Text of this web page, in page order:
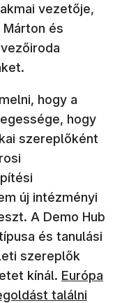
vezetője,
és
hogy a
hogy
szereplőként
új intézményi
A Demo Hub
és tanulási
szereplők
kínál. (új
Európa
találni